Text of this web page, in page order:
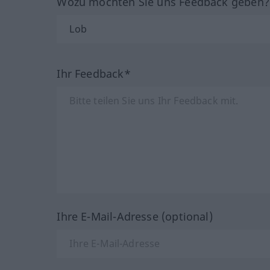
Ihr Feedback*
Ihre E-Mail-Adresse (optional)